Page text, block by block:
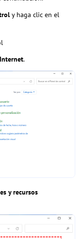
y haga clic en el
.
y recursos